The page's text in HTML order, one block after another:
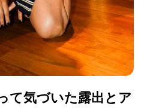
て気づいた露出とア